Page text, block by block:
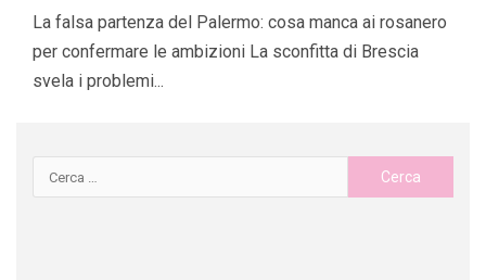
La falsa partenza del Palermo: cosa manca ai rosanero
per confermare le ambizioni La sconfitta di Brescia
svela i problemi...